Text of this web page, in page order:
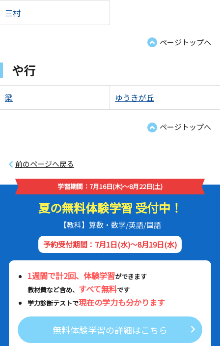
三村
ページトップへ
や行
梁 ゆうきが丘
ページトップへ
前のページへ戻る
学習期間：7月16日(木)～8月22日(土)
夏の無料体験学習 受付中！
【教科】算数・数学/英語/国語
予約受付期間：7月1日(水)～8月19日(水)
1週間で計2回、体験学習ができます
教材費など含め、 すべて無料です
学力診断テストで現在の学力も分かります
無料体験学習の詳細はこちら